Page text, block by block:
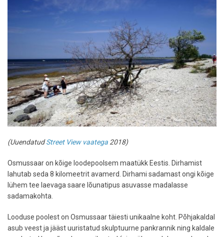
(UuendatudStreet View vaatega 2018)
Osmussaar on kõige loodepoolsem maatükk Eestis. Dirhamist
lahutab seda 8 kilomeetrit avamerd. Dirhami sadamast ongi kõige
lühem tee laevaga saare lõunatipus asuvasse madalasse
sadamakohta.
Looduse poolest on Osmussaar täiesti unikaalne koht. Põhjakaldal
asub veest ja jääst uuristatud skulptuurne pankrannik ning kaldale